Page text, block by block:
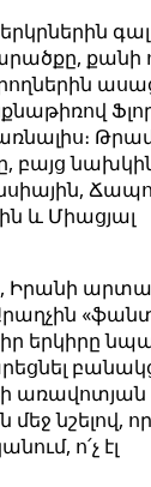
երկրներին
քանի
բայց
և Միացյալ
Իրանի
իր երկիրը
նշելով,
ո՛չ էլ